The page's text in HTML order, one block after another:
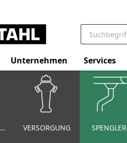
Unternehmen Services
SANITÄRTECHNIK VERSORGUNG